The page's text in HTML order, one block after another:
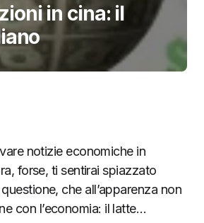
in cina: il
notizie economiche in
forse, ti sentirai spiazzato
che all’apparenza non
con l’economia: il latte…